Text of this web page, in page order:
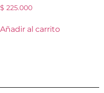
$ 225.000
Añadir al carrito